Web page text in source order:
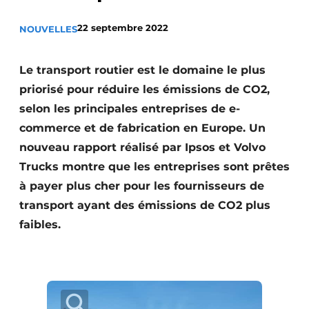
Construction bois
Contrôle d’accès
Éclairage
Fondations
Façades
Infrastructures souterraines et égouttage
NOUVELLES22 septembre 2022
Le transport routier est le domaine le plus
priorisé pour réduire les émissions de CO2,
selon les principales entreprises de e-
commerce et de fabrication en Europe. Un
nouveau rapport réalisé par Ipsos et Volvo
Trucks montre que les entreprises sont prêtes
à payer plus cher pour les fournisseurs de
transport ayant des émissions de CO2 plus
faibles.